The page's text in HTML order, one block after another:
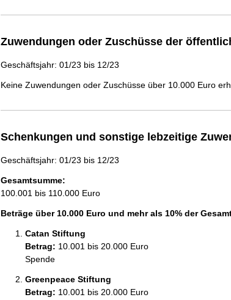
Zuwendungen oder Zuschüsse der
Geschäftsjahr: 01/23 bis 12/23
Keine Zuwendungen oder Zuschüsse über 10.000 Euro
Schenkungen und sonstige lebzeitige
Geschäftsjahr: 01/23 bis 12/23
Gesamtsumme:
100.001 bis 110.000 Euro
Beträge über 10.000 Euro und mehr als 10% der
Catan Stiftung
Betrag: 10.001 bis 20.000 Euro
Spende
Greenpeace Stiftung
Betrag: 10.001 bis 20.000 Euro